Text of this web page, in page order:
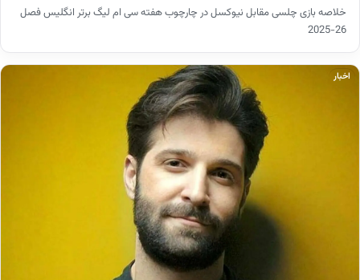
خلاصه بازی چلسی مقابل نیوکسل در چارچوب هفته سی ام لیگ برتر انگلیس فصل
26-2025
اخبار